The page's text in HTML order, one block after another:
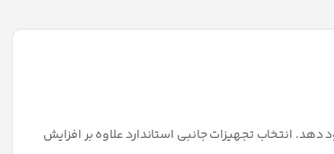
در انبار موجود نمی باشد